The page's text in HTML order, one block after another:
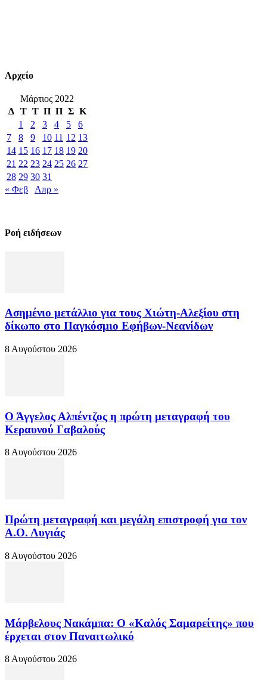
Αρχείο
Μάρτιος 2022
Δ Τ Τ Π Π Σ Κ
1
2 3 4 5
6
7
8 9 10 11 12 13
14 15 16 17 18 19 20
21 22 23 24 25 26 27
28 29 30 31
« Φεβ
Απρ »
Ροή ειδήσεων
Ασημένιο μετάλλιο για τους Χιώτη-Αλεξίου στη
δίκωπο στο Παγκόσμιο Εφήβων-Νεανίδων
8 Αυγούστου 2026
Ο Άγγελος Αλπέντζος η πρώτη μεταγραφή του
Κεραυνού Γαβαλούς
8 Αυγούστου 2026
Πρώτη μεταγραφή και μεγάλη επιστροφή για τον
Α.Ο. Λυγιάς
8 Αυγούστου 2026
Μάρβελους Νακάμπα: Ο «Καλός Σαμαρείτης» που
έρχεται στον Παναιτωλικό
8 Αυγούστου 2026